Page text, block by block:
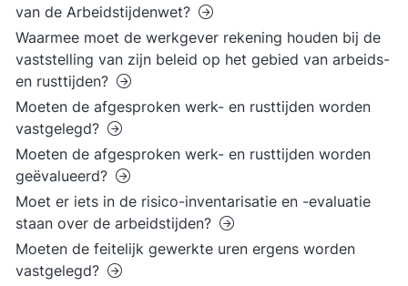
van de Arbeidstijdenwet?
Waarmee moet de werkgever rekening houden bij de
vaststelling van zijn beleid op het gebied van arbeids-
en rusttijden?
Moeten de afgesproken werk- en rusttijden worden
vastgelegd?
Moeten de afgesproken werk- en rusttijden worden
geëvalueerd?
Moet er iets in de risico-inventarisatie en -evaluatie
staan over de arbeidstijden?
Moeten de feitelijk gewerkte uren ergens worden
vastgelegd?